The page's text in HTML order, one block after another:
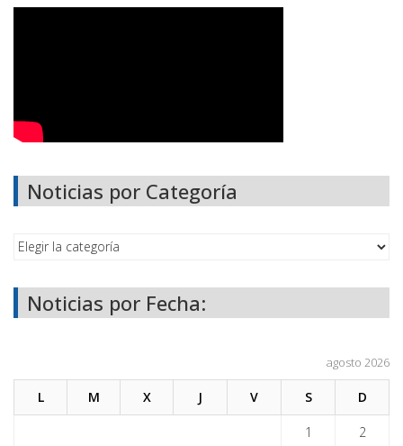
Noticias por Categoría
Noticias por Fecha:
agosto 2026
L M X J V S D
1 2